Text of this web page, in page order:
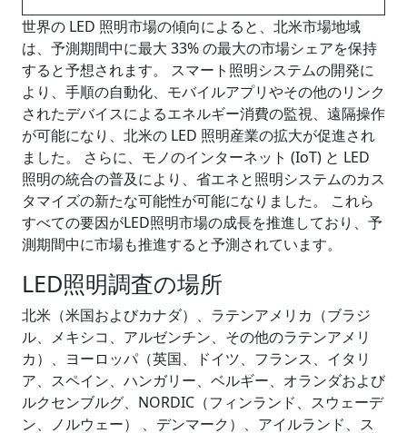
世界の LED 照明市場の傾向によると、北米市場地域
は、予測期間中に最大 33% の最大の市場シェアを保持
すると予想されます。 スマート照明システムの開発に
より、手順の自動化、モバイルアプリやその他のリンク
されたデバイスによるエネルギー消費の監視、遠隔操作
が可能になり、北米の LED 照明産業の拡大が促進され
ました。 さらに、モノのインターネット (IoT) と LED
照明の統合の普及により、省エネと照明システムのカス
タマイズの新たな可能性が可能になりました。 これら
すべての要因がLED照明市場の成長を推進しており、予
測期間中に市場も推進すると予測されています。
LED照明調査の場所
北米（米国およびカナダ）、ラテンアメリカ（ブラジ
ル、メキシコ、アルゼンチン、その他のラテンアメリ
カ）、ヨーロッパ（英国、ドイツ、フランス、イタリ
ア、スペイン、ハンガリー、ベルギー、オランダおよび
ルクセンブルグ、NORDIC（フィンランド、スウェーデ
ン、ノルウェー） 、デンマーク）、アイルランド、ス